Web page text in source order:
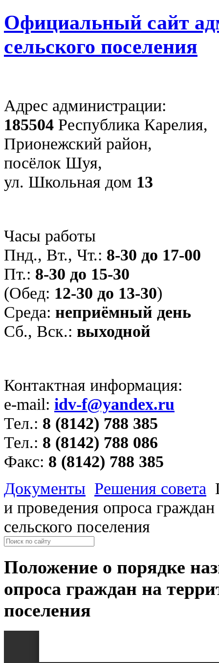
Официальный сайт
сельского поселения
Адрес администрации:
185504 Республика Карелия,
Прионежский район,
посёлок Шуя,
ул. Школьная дом 13
Часы работы
Пнд., Вт., Чт.: 8-30 до 17-00
Пт.: 8-30 до 15-30
(Обед: 12-30 до 13-30)
Среда: неприёмный день
Сб., Вск.: выходной
Контактная информация:
e-mail: idv-f@yandex.ru
Тел.: 8 (8142) 788 385
Тел.: 8 (8142) 788 086
Факс: 8 (8142) 788 385
Документы Решения совета
и проведения опроса
сельского поселения
Положение о порядке
опроса граждан на
поселения